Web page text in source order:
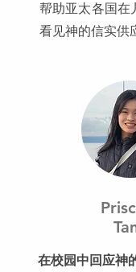
帮助亚太各国在
看见神的信实供
在校园中回应